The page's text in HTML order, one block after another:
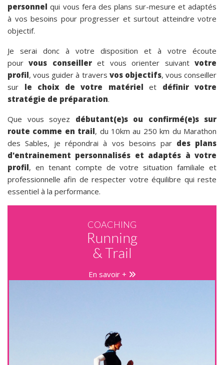
personnel qui vous fera des plans sur-mesure et adaptés
à vos besoins pour progresser et surtout atteindre votre
objectif.
Je serai donc à votre disposition et à votre écoute
pourvous conseilleret vous orienter suivantvotre
profil, vous guider à travers vos objectifs, vous conseiller
sur le choix de votre matériel et définir votre
stratégie de préparation.
Que vous soyez débutant(e)s ou confirmé(e)s sur
route comme en trail, du 10km au 250 km du Marathon
des Sables, je répondrai à vos besoins par des plans
d'entrainement personnalisés et adaptés à votre
profil, en tenant compte de votre situation familiale et
professionnelle afin de respecter votre équilibre qui reste
essentiel à la performance.
COACHING
Running
& Trail
En savoir +